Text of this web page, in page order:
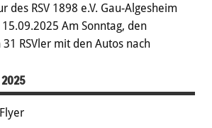
des RSV 1898 e.V. Gau-Algesheim
Am Sonntag, den
RSVler mit den Autos nach
2025